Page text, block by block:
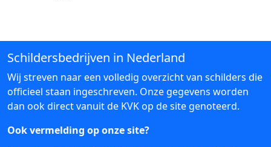
Schildersbedrijven in Nederland
Wij streven naar een volledig overzicht van schilders die
officieel staan ingeschreven. Onze gegevens worden
dan ook direct vanuit de KVK op de site genoteerd.
Ook vermelding op onze site?